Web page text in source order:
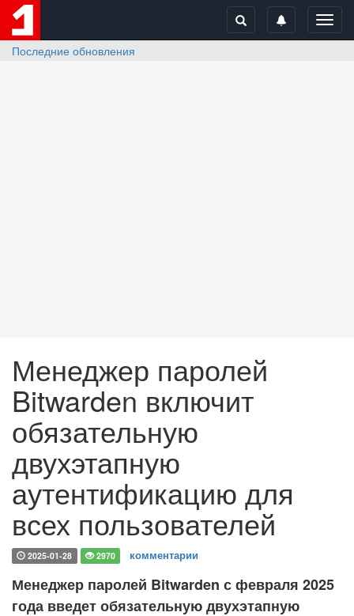
Последние обновления
Менеджер паролей
Bitwarden включит
обязательную
двухэтапную
аутентификацию для
всех пользователей
2025-01-28 2970 комментарии
Менеджер паролей Bitwarden с февраля 2025
года введет обязательную двухэтапную